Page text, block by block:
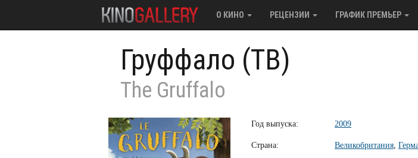
О КИНО РЕЦЕНЗИИ ГРАФИК ПРЕМЬЕР
Груффало (ТВ)
The Gruffalo
Год выпуска: 2009
Страна: Великобритания,